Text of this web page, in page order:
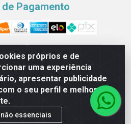
próprios e de
uma experiência
apresentar publicidade
o seu perfil e melhorar a
essenciais
Pagamento
- Avenida Setecentos, S/N,
Serra/ES - CEP 29161-414 -
0001-44